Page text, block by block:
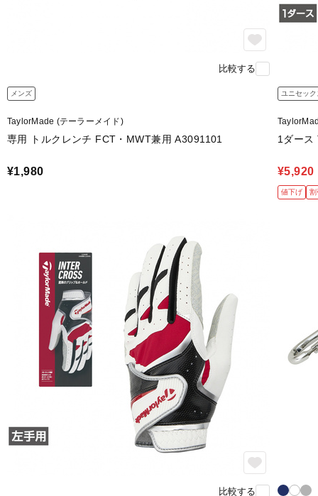
比較する
メンズ
TaylorMade (テーラーメイド)
専用 トルクレンチ FCT・MWT兼用 A3091101
¥1,980
ユニセック
1ダー
¥5,920
値下げ 割
比較する